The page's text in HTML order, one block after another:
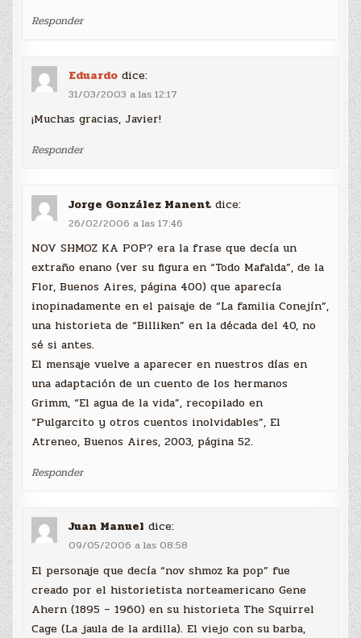
Responder
Eduardo dice:
31/03/2003 a las 12:17
¡Muchas gracias, Javier!
Responder
Jorge González Manent dice:
26/02/2006 a las 17:46
NOV SHMOZ KA POP? era la frase que decía un
extraño enano (ver su figura en “Todo Mafalda”, de la
Flor, Buenos Aires, página 400) que aparecía
inopinadamente en el paisaje de “La familia Conejín”,
una historieta de “Billiken” en la década del 40, no
sé si antes.
El mensaje vuelve a aparecer en nuestros días en
una adaptación de un cuento de los hermanos
Grimm, “El agua de la vida”, recopilado en
“Pulgarcito y otros cuentos inolvidables”, El
Atreneo, Buenos Aires, 2003, página 52.
Responder
Juan Manuel dice:
09/05/2006 a las 08:58
El personaje que decía “nov shmoz ka pop” fue
creado por el historietista norteamericano Gene
Ahern (1895 – 1960) en su historieta The Squirrel
Cage (La jaula de la ardilla). El viejo con su barba,